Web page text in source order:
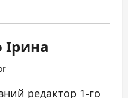
Ірина
редактор 1-го